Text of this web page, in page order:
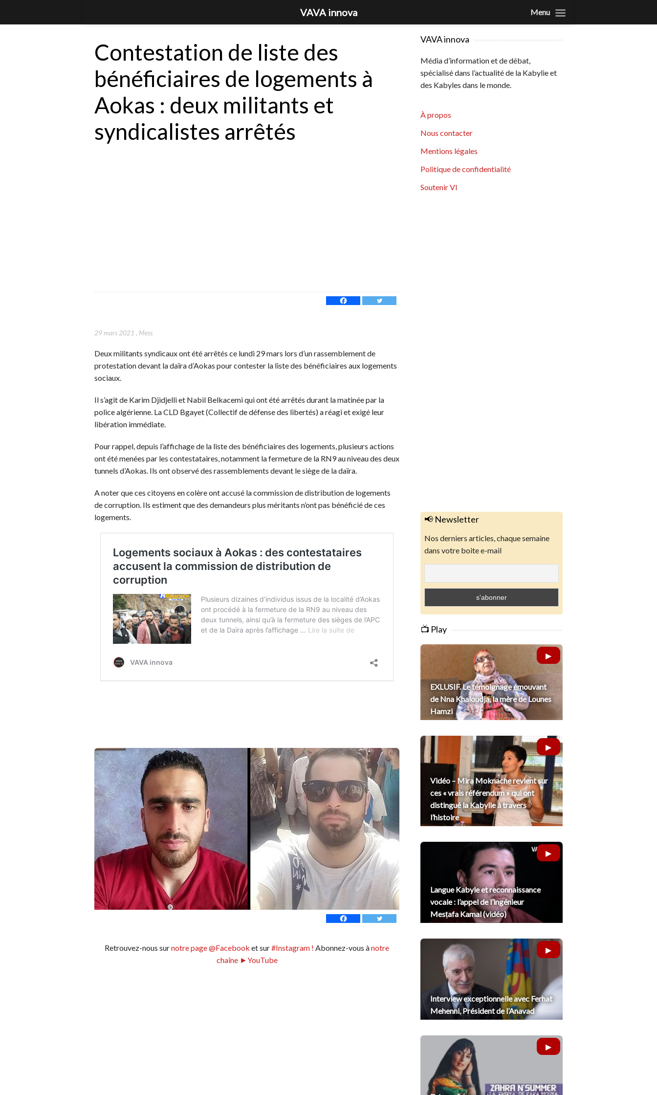
Contestation de liste des
bénéficiaires de logements à
Aokas : deux militants et
syndicalistes arrêtés
29 mars 2021 , Mess
Deux militants syndicaux ont été arrêtés ce lundi 29 mars lors d’un rassemblement de
protestation devant la daïra d’Aokas pour contester la liste des bénéficiaires aux logements
sociaux.
Il s’agit de Karim Djidjelli et Nabil Belkacemi qui ont été arrêtés durant la matinée par la
police algérienne. La CLD Bgayet (Collectif de défense des libertés) a réagi et exigé leur
libération immédiate.
Pour rappel, depuis l’affichage de la liste des bénéficiaires des logements, plusieurs actions
ont été menées par les contestataires, notamment la fermeture de la RN9 au niveau des deux
tunnels d’Aokas. Ils ont observé des rassemblements devant le siège de la daïra.
A noter que ces citoyens en colère ont accusé la commission de distribution de logements
de corruption. Ils estiment que des demandeurs plus méritants n’ont pas bénéficié de ces
logements.
Retrouvez-nous surnotre page @Facebook et sur#Instagram ! Abonnez-vous ànotre
chaîne ►YouTube
VAVA innova
Média d’information et de débat,
spécialisé dans l’actualité de la Kabylie et
des Kabyles dans le monde.
À propos
Nous contacter
Mentions légales
Politique de confidentialité
Soutenir VI
📢 Newsletter
Nos derniers articles, chaque semaine
dans votre boite e-mail
📺 Play
EXLUSIF. Le témoignage émouvant
de Nna Khaloudja, la mère de Lounes
Hamzi
Vidéo – Mira Moknache revient sur
ces « vrais référendum » qui ont
distingué la Kabylie à travers
l’histoire
Langue Kabyle et reconnaissance
vocale : l’appel de l’ingénieur
Mesṭafa Kamal (vidéo)
Interview exceptionnelle avec Ferhat
Mehenni, Président de l’Anavad
VAVA innova Menu